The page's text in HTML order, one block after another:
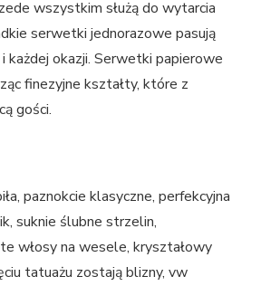
wszystkim służą do wytarcia
serwetki jednorazowe pasują
każdej okazji. Serwetki papierowe
finezyjne kształty, które z
gości.
paznokcie klasyczne, perfekcyjna
suknie ślubne strzelin,
włosy na wesele, kryształowy
tatuażu zostają blizny, vw